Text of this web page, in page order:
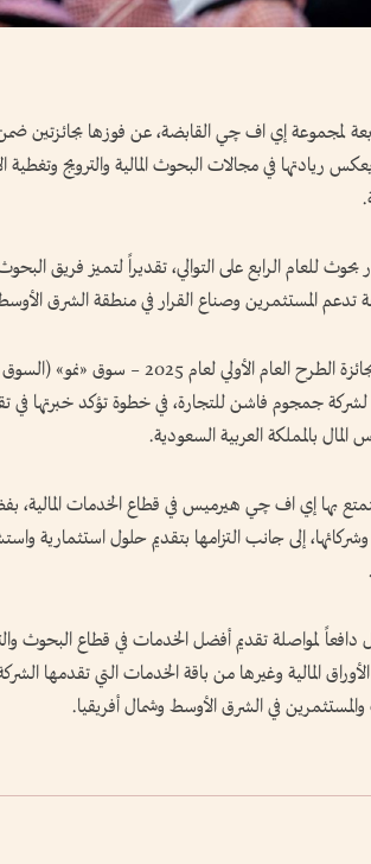
لمجموعة إي اف چي القابضة، عن فوزها بجائزتين ضمن
جديد يعكس ريادتها في مجالات البحوث المالية والترويج
للعام الرابع على التوالي، تقديراً لتميز فريق
تدعم المستثمرين وصناع القرار في منطقة الشرق
كما فازت إي اف چي هيرميس بجائزة الطرح العام
لشركة جمجوم فاشن للتجارة، في خطوة تؤكد خبرتها في
بالمملكة العربية السعودية.
بها إي اف چي هيرميس في قطاع الخدمات المالية،
إلى جانب التزامها بتقديم حلول استثمارية
دافعاً لمواصلة تقديم أفضل الخدمات في قطاع البحوث
المالية وغيرها من باقة الخدمات التي تقدمها
في الشرق الأوسط وشمال أفريقيا.